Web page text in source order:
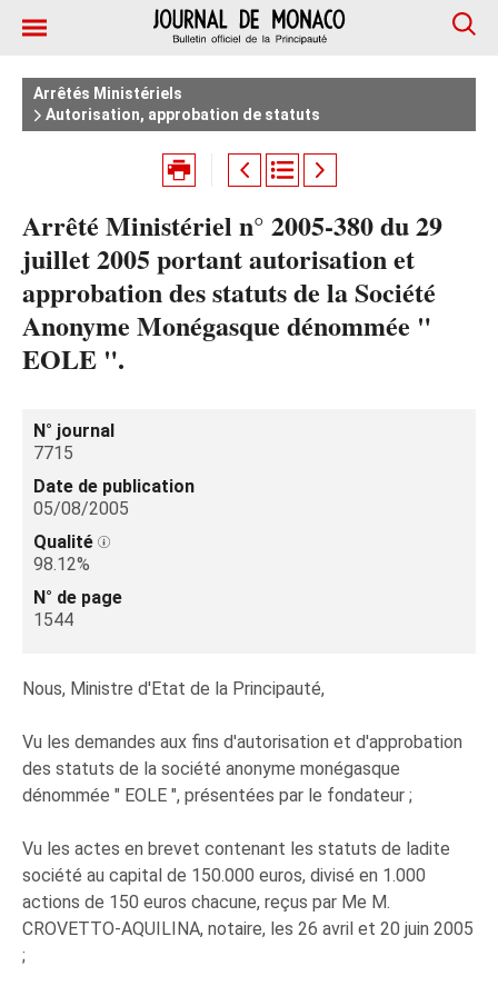
Arrêtés Ministériels
Autorisation, approbation de statuts
Arrêté Ministériel n° 2005-380 du 29
juillet 2005 portant autorisation et
approbation des statuts de la Société
Anonyme Monégasque dénommée "
EOLE ".
N° journal
7715
Date de publication
05/08/2005
Qualité
98.12%
N° de page
1544
Nous, Ministre d'Etat de la Principauté,
Vu les demandes aux fins d'autorisation et d'approbation
des statuts de la société anonyme monégasque
dénommée " EOLE ", présentées par le fondateur ;
Vu les actes en brevet contenant les statuts de ladite
société au capital de 150.000 euros, divisé en 1.000
actions de 150 euros chacune, reçus par Me M.
CROVETTO-AQUILINA, notaire, les 26 avril et 20 juin 2005
;